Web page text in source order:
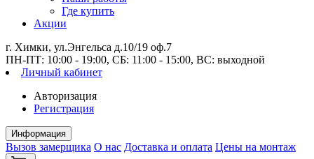
Где купить
Акции
г. Химки, ул.Энгельса д.10/19 оф.7
ПН-ПТ: 10:00 - 19:00, СБ: 11:00 - 15:00, ВС: выходной
Личный кабинет
Авторизация
Регистрация
Информация
Вызов замерщика О нас Доставка и оплата Цены на монтаж